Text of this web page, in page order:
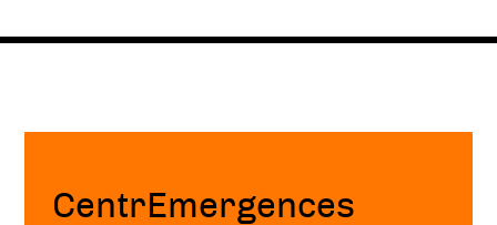
Fin
CentrEmergences